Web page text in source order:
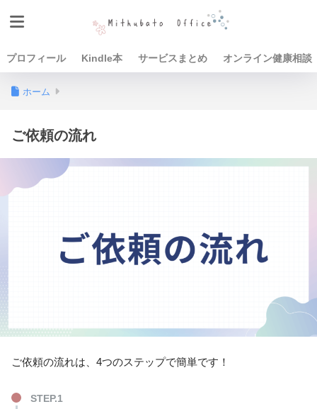
プロフィール Kindle本 サービスまとめ オンライン健康相談
ホーム
ご依頼の流れ
ご依頼の流れは、4つのステップで簡単です！